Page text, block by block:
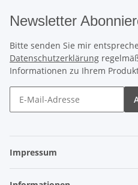
Newsletter
Bitte senden Sie mir
Datenschutzerklärung
Informationen zu Ihrem
Impressum